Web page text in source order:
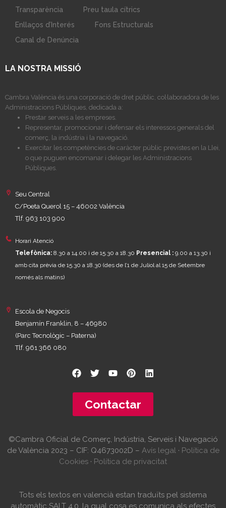
Transparència
Preu taula cítrics
Enllaços d’Interés
Fons Estructurals
Canal de Denúncia
LA NOSTRA MISSIÓ
Cambra València és una corporació de dret públic, col·laboradora de les
Administracions Públiques, dedicada a:
Prestar serveis a les empreses.
Representar, promocionar i defensar els interessos generals del
comerç, la indústria i la navegació.
Exercitar les competències de caràcter públic previstes en la Llei,
o que puguen encomanar i delegar les Administracions
Públiques.
Seu Central
C/Poeta Querol 15 – 46002 València
Tlf. 963 103 900
Horari Atenció
Telefònica: 8.30 a 14.00 i de 15.30 a 18.30 Presencial : 9.00 a 13.30 i
amb cita prèvia de 15.30 a 18.30 (des de l’1 de Juliol al 15 de Setembre
només als matins)
Escola de Negocis
Benjamín Franklin, 8 – 46980
(Parc Tecnològic – Paterna)
Tlf. 961 366 080
Contactar
©Cambra Oficial de Comerç, Indústria, Serveis i Navegació
de València 2023 – CIF: Q4673002D – Avís legal· Política de
Cookies · Política de privacitat
Tots els textos en valencià estan traduïts pel sistema
automàtic SALT 4.0, la qual cosa es comunica als efectes